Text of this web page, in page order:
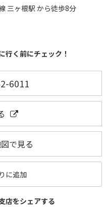
三ヶ根駅 から徒歩8分
行く前にチェック！
6011
で見る
に追加
店をシェアする